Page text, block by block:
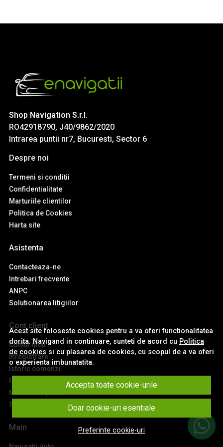
Acest site foloseste cookies pentru a va oferi functionalitatea
dorita. Navigand in continuare, sunteti de acord cu Politica
de cookies si cu plasarea de cookies, cu scopul de a va oferi
o experienta imbunatatita.
Accepta toate cookie-urile
Doar cookie-uri esentiale
Preferinte cookie-uri
Shop Navigation S.r.l.
RO42918790, J40/9862/2020
Intrarea puntii nr7, Bucuresti, Sector 6
Despre noi
Termeni si conditii
Confidentialitate
Marturiile clientilor
Politica de Cookies
Harta site
Asistenta
Contacteaza-ne
Intrebari frecvente
ANPC
Solutionarea litigiilor
Cont client
Contul meu
Inregistrare
Istoric comenzi
Produse favorite
Metode de plata
Transport si retururi
Main